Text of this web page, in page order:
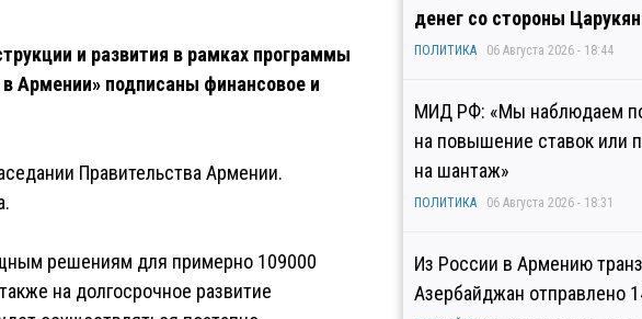
и развития в рамках программы
Армении» подписаны финансовое и
Правительства Армении.
решениям для примерно 109000
на долгосрочное развитие
денег со стороны
ПОЛИТИКА 06 Августа 2026 - 18:44
МИД РФ: «Мы наблюдаем
на повышение ставок или
на шантаж»
ПОЛИТИКА 06 Августа 2026 - 18:31
Из России в Армению
Азербайджан отправлено